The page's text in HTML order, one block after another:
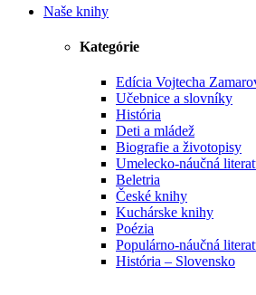
Naše knihy
Kategórie
Edícia Vojtecha
Učebnice a slovníky
História
Deti a mládež
Biografie a životopisy
Umelecko-náučná
Beletria
České knihy
Kuchárske knihy
Poézia
Populárno-náučná
História – Slovensko